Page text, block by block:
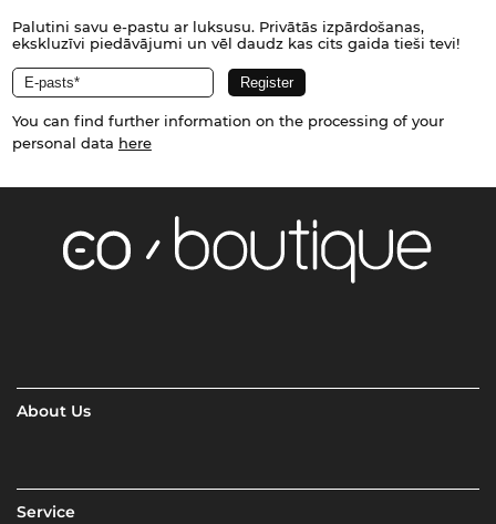
Palutini savu e-pastu ar luksusu. Privātās izpārdošanas,
ekskluzīvi piedāvājumi un vēl daudz kas cits gaida tieši tevi!
You can find further information on the processing of your
personal data here
About Us
Service